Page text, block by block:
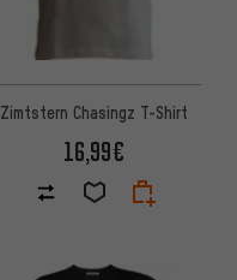
Zimtstern Chasingz T-Shirt
16,99€